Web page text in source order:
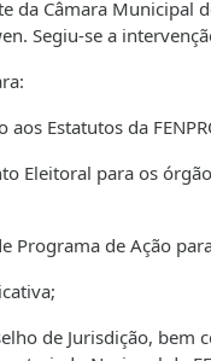
da Câmara Municipal
Segiu-se a
Estatutos da
Eleitoral para os
Programa de Ação
de Jurisdição,